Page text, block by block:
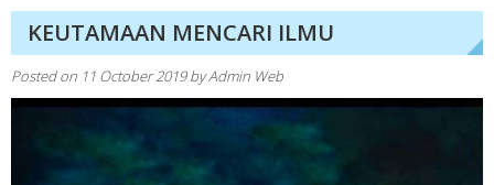
KEUTAMAAN MENCARI ILMU
Posted on 11 October 2019byAdmin Web